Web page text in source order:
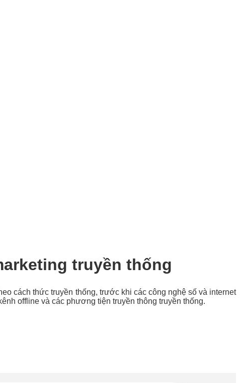
truyền thống
cách thức truyền thống, trước khi các công nghệ số và internet
offline và các phương tiện truyền thông truyền thống.